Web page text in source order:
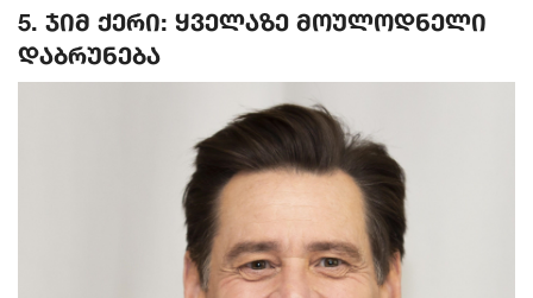
5. ჯიმ ქერი: ყველაზე მოულოდნელი
დაბრუნება